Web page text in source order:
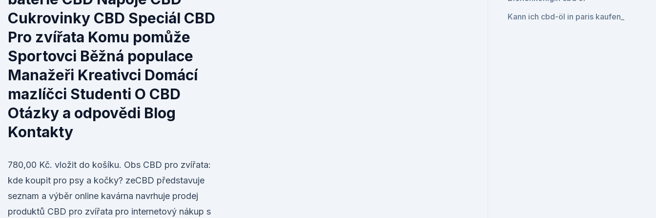
Cukrovinky CBD Speciál CBD
Pro zvířata Komu pomůže
Sportovci Běžná populace
Manažeři Kreativci Domácí
mazlíčci Studenti O CBD
Otázky a odpovědi Blog
Kontakty
780,00 Kč. vložit do košíku. Obs CBD pro zvířata:
kde koupit pro psy a kočky? zeCBD představuje
seznam a výběr online kavárna navrhuje prodej
produktů CBD pro zvířata pro internetový nákup s
Kann ich cbd-öl in paris kaufen_